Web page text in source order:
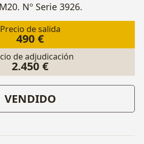
Nº Serie 3926.
Precio de salida
490 €
de adjudicación
2.450 €
VENDIDO